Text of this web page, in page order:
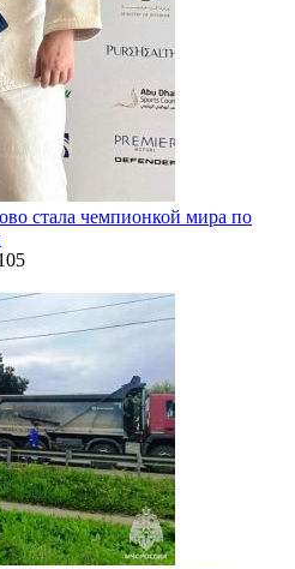
стала чемпионкой мира по